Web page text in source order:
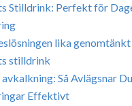
Stilldrink: Perfekt för
lika genomtänkt
stilldrink
Så Avlägsnar Du
Effektivt